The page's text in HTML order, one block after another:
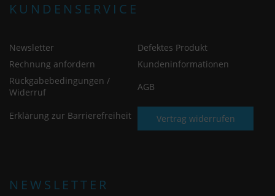
KUNDENSERVICE
Newsletter
Defektes Produkt
Rechnung anfordern
Kundeninformationen
Rückgabebedingungen /
Widerruf
AGB
Erklärung zur Barrierefreiheit Vertrag widerrufen
NEWSLETTER